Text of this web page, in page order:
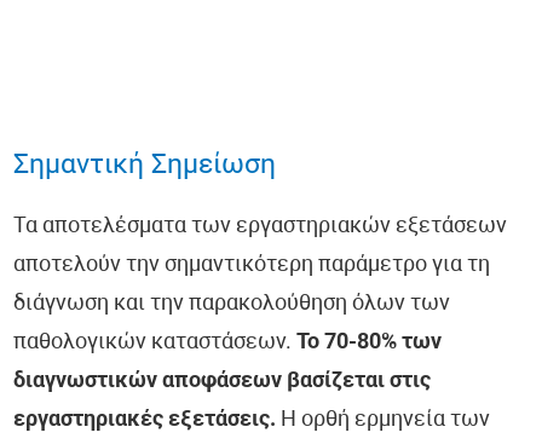
Σημαντική Σημείωση
Τα αποτελέσματα των εργαστηριακών εξετάσεων
αποτελούν την σημαντικότερη παράμετρο για τη
διάγνωση και την παρακολούθηση όλων των
παθολογικών καταστάσεων.Το 70-80% των
διαγνωστικών αποφάσεων βασίζεται στις
εργαστηριακές εξετάσεις. Η ορθή ερμηνεία των